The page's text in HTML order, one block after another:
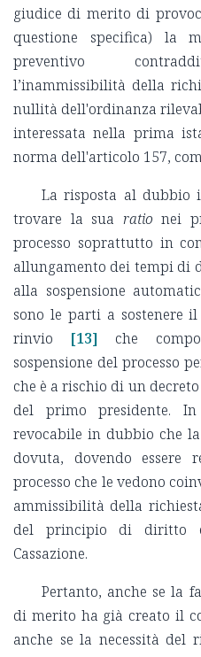
giudice di merito di
questione specifica) la
preventivo
l’inammissibilità della
nullità dell'ordinanza
interessata nella prima
norma dell'articolo 157,
La risposta al dubbio
trovare la sua ratio nei
processo soprattutto in
allungamento dei tempi di
alla sospensione
sono le parti a sostenere
rinvio
[13] che
sospensione del processo
che è a rischio di un
del primo presidente.
revocabile in dubbio che
dovuta, dovendo essere
processo che le vedono
ammissibilità della
del principio di diritto
Cassazione.
Pertanto, anche se la
di merito ha già creato il
anche se la necessità del